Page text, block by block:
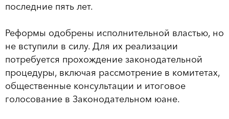
последние пять лет.
Реформы одобрены исполнительной властью, но
не вступили в силу. Для их реализации
потребуется прохождение законодательной
процедуры, включая рассмотрение в комитетах,
общественные консультации и итоговое
голосование в Законодательном юане.